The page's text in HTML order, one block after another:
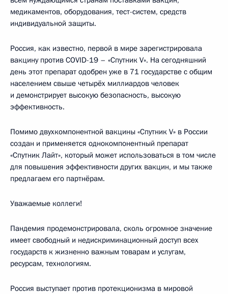
медикаментов, оборудования, тест-систем, средств
индивидуальной защиты.
Россия, как известно, первой в мире зарегистрировала
вакцину против COVID-19 – «Спутник V». На сегодняшний
день этот препарат одобрен уже в 71 государстве с общим
населением свыше четырёх миллиардов человек
и демонстрирует высокую безопасность, высокую
эффективность.
Помимо двухкомпонентной вакцины «Спутник V» в России
создан и применяется однокомпонентный препарат
«Спутник Лайт», который может использоваться в том числе
для повышения эффективности других вакцин, и мы также
предлагаем его партнёрам.
Уважаемые коллеги!
Пандемия продемонстрировала, сколь огромное значение
имеет свободный и недискриминационный доступ всех
государств к жизненно важным товарам и услугам,
ресурсам, технологиям.
Россия выступает против протекционизма в мировой